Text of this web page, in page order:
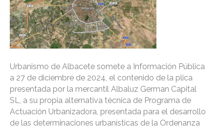
Urbanismo de Albacete somete a Información Pública
a 27 de diciembre de 2024, el contenido de la plica
presentada por la mercantil Albaluz German Capital
SL, a su propia alternativa técnica de Programa de
Actuación Urbanizadora, presentada para el desarrollo
de las determinaciones urbanísticas de la Ordenanza